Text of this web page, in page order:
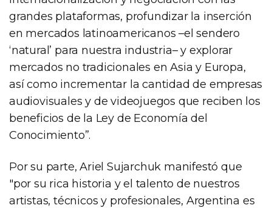
grandes plataformas, profundizar la inserción
en mercados latinoamericanos –el sendero
‘natural’ para nuestra industria– y explorar
mercados no tradicionales en Asia y Europa,
así como incrementar la cantidad de empresas
audiovisuales y de videojuegos que reciben los
beneficios de la Ley de Economía del
Conocimiento”.
Por su parte, Ariel Sujarchuk manifestó que
"por su rica historia y el talento de nuestros
artistas, técnicos y profesionales, Argentina es